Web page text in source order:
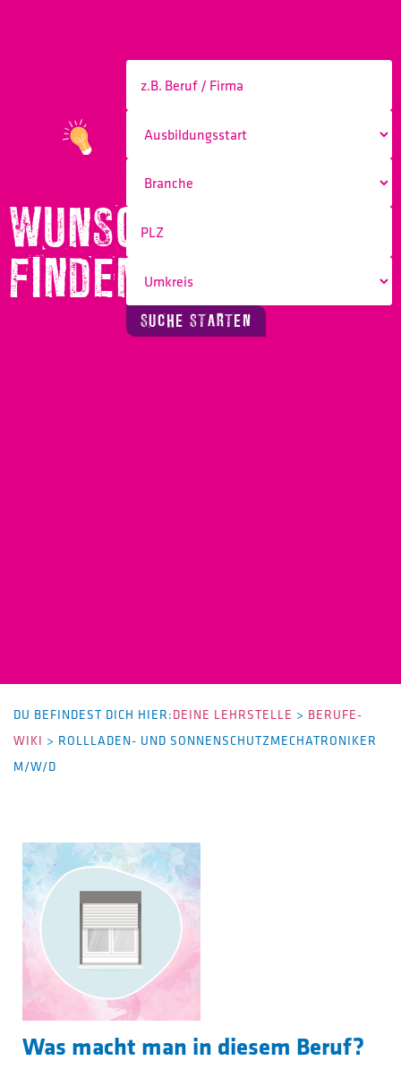
WUNSCHBERUF
FINDEN!
SUCHE STARTEN
DU BEFINDEST DICH HIER:DEINE LEHRSTELLE > BERUFE-
WIKI > ROLLLADEN- UND SONNENSCHUTZMECHATRONIKER
M/W/D
Was macht man in diesem Beruf?